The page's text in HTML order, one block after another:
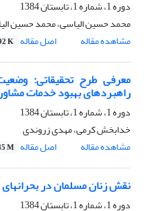
دوره 1، شماره 1، تابستان 1384
محمد حسین الیاسی، محمد حسین
مشاهده مقاله
اصل مقاله K
معرفی طرح تحقیقاتی:
راهبردهای بهبود خدمات
دوره 1، شماره 1، تابستان 1384
خدابخش کرمی، مهدی زروندی
مشاهده مقاله
اصل مقاله M
نقش زنان مسلمان در
دوره 1، شماره 1، تابستان 1384